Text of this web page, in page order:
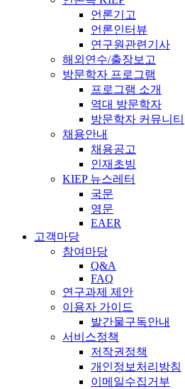
언론기고
언론인터뷰
연구원관련기사
해외연수/출장보고
방문학자 프로그램
프로그램 소개
역대 방문학자
방문학자 커뮤니티
채용안내
채용공고
인재초빙
KIEP 뉴스레터
국문
영문
EAER
고객마당
참여마당
Q&A
FAQ
연구과제 제안
이용자 가이드
발간물구독안내
서비스정책
저작권정책
개인정보처리방침
이메일수집거부